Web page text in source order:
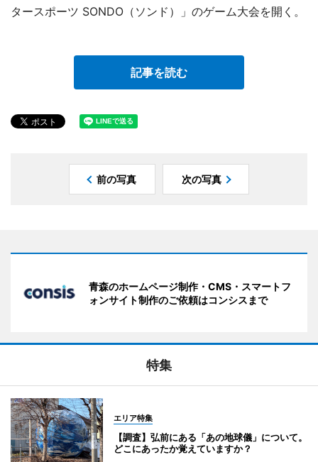
タースポーツ SONDO（ソンド）」のゲーム大会を開く。
記事を読む
前の写真 次の写真
青森のホームページ制作・CMS・スマートフ
ォンサイト制作のご依頼はコンシスまで
特集
エリア特集
【調査】弘前にある「あの地球儀」について。
どこにあったか覚えていますか？